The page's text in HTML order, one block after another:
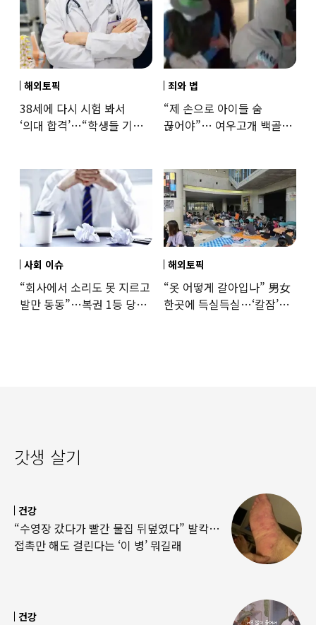
해외토픽
38세에 다시 시험 봐서
‘의대 합격’…“학생들 기회
죄와 법
“제 손으로 아이들 숨
끊어야”… 여우고개 백골
사회 이슈
“회사에서 소리도 못 지르고
발만 동동”…복권 1등 당첨
해외토픽
“옷 어떻게 갈아입나” 男女
한곳에 득실득실…‘칼잠’
갓생 살기
건강
“수영장 갔다가 빨간 물집 뒤덮였다” 발칵…
접촉만 해도 걸린다는 ‘이 병’ 뭐길래
건강